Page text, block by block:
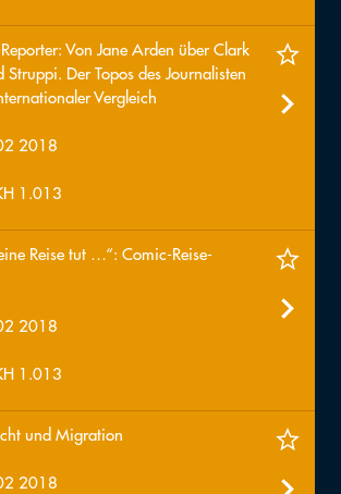
Von Jane Arden über Clark
Struppi. Der Topos des Journalisten
Vergleich
2018
1.013
Reise tut …“: Comic-Reise-
2018
1.013
und Migration
2018